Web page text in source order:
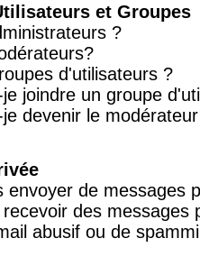
et Groupes
?
d'utilisateurs ?
joindre un groupe
devenir le
envoyer de messages
des messages
abusif ou de